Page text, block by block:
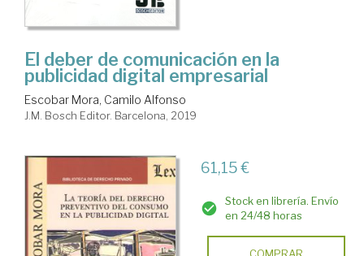
El deber de comunicación en la
publicidad digital empresarial
Escobar Mora, Camilo Alfonso
J.M. Bosch Editor. Barcelona, 2019
61,15 €
Stock en librería. Envío
en 24/48 horas